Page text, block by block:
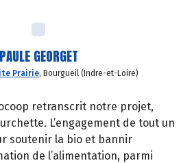
PAULE GEORGET
Prairie, Bourgueil (Indre-et-Loire)
retranscrit notre projet,
L’engagement de tout un
soutenir la bio et bannir
de l’alimentation, parmi